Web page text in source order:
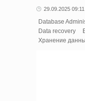
29.09.2025 09:11
Database
Data recovery
Хранение